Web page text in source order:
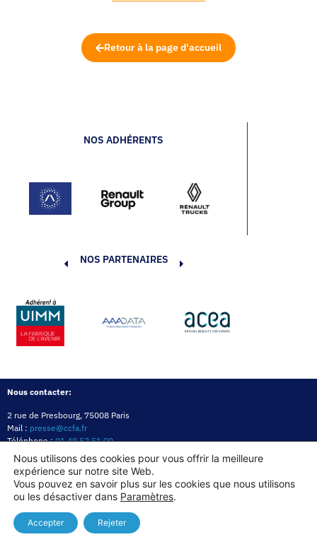
Retour à la page d'accueil
NOS ADHÉRENTS
NOS PARTENAIRES
Nous contacter:
2 rue de Presbourg, 75008 Paris
Mail : presse@ccfa.fr
Téléphone :01 49 52 51 00
Réseau :
LinkedIn
Politique de confidentialitéMentions légalesPolitique des cookies
Copyright© 2026
Nous utilisons des cookies pour vous offrir la meilleure
expérience sur notre site Web.
Vous pouvez en savoir plus sur les cookies que nous utilisons
ou les désactiver dans Paramètres.
Accepter Rejeter